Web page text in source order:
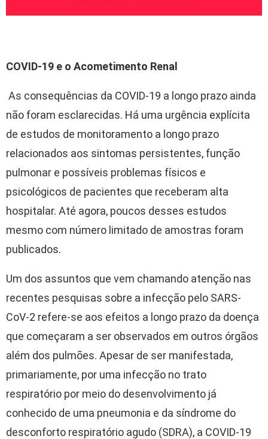
COVID-19 e o Acometimento Renal
As consequências da COVID-19 a longo prazo ainda
não foram esclarecidas. Há uma urgência explícita
de estudos de monitoramento a longo prazo
relacionados aos sintomas persistentes, função
pulmonar e possíveis problemas físicos e
psicológicos de pacientes que receberam alta
hospitalar. Até agora, poucos desses estudos
mesmo com número limitado de amostras foram
publicados.
Um dos assuntos que vem chamando atenção nas
recentes pesquisas sobre a infecção pelo SARS-
CoV-2 refere-se aos efeitos a longo prazo da doença
que começaram a ser observados em outros órgãos
além dos pulmões. Apesar de ser manifestada,
primariamente, por uma infecção no trato
respiratório por meio do desenvolvimento já
conhecido de uma pneumonia e da síndrome do
desconforto respiratório agudo (SDRA), a COVID-19